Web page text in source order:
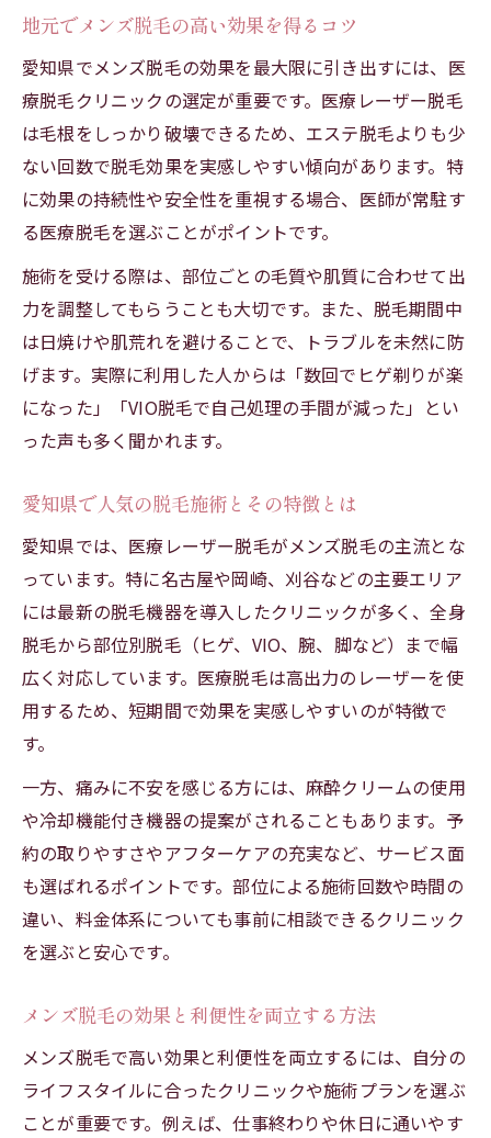
地元でメンズ脱毛の高い効果を得るコツ
愛知県でメンズ脱毛の効果を最大限に引き出すには、医
療脱毛クリニックの選定が重要です。医療レーザー脱毛
は毛根をしっかり破壊できるため、エステ脱毛よりも少
ない回数で脱毛効果を実感しやすい傾向があります。特
に効果の持続性や安全性を重視する場合、医師が常駐す
る医療脱毛を選ぶことがポイントです。
施術を受ける際は、部位ごとの毛質や肌質に合わせて出
力を調整してもらうことも大切です。また、脱毛期間中
は日焼けや肌荒れを避けることで、トラブルを未然に防
げます。実際に利用した人からは「数回でヒゲ剃りが楽
になった」「VIO脱毛で自己処理の手間が減った」とい
った声も多く聞かれます。
愛知県で人気の脱毛施術とその特徴とは
愛知県では、医療レーザー脱毛がメンズ脱毛の主流とな
っています。特に名古屋や岡崎、刈谷などの主要エリア
には最新の脱毛機器を導入したクリニックが多く、全身
脱毛から部位別脱毛（ヒゲ、VIO、腕、脚など）まで幅
広く対応しています。医療脱毛は高出力のレーザーを使
用するため、短期間で効果を実感しやすいのが特徴で
す。
一方、痛みに不安を感じる方には、麻酔クリームの使用
や冷却機能付き機器の提案がされることもあります。予
約の取りやすさやアフターケアの充実など、サービス面
も選ばれるポイントです。部位による施術回数や時間の
違い、料金体系についても事前に相談できるクリニック
を選ぶと安心です。
メンズ脱毛の効果と利便性を両立する方法
メンズ脱毛で高い効果と利便性を両立するには、自分の
ライフスタイルに合ったクリニックや施術プランを選ぶ
ことが重要です。例えば、仕事終わりや休日に通いやす